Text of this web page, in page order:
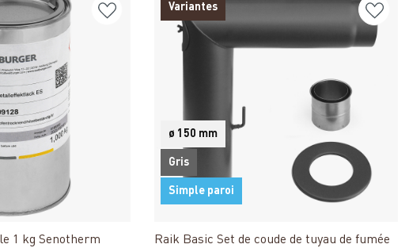
1 kg Senotherm
Variantes
ø 150 mm
Gris
Simple paroi
Raik Basic Set de coude de tuyau de fumée